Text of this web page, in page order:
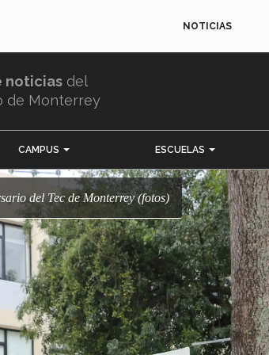
NOTICIAS
noticias del
de Monterrey
CAMPUS ESCUELAS
del Tec de Monterrey (fotos)